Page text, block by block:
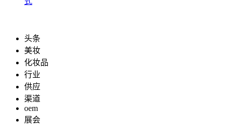
头条
美妆
化妆品
行业
供应
渠道
oem
展会